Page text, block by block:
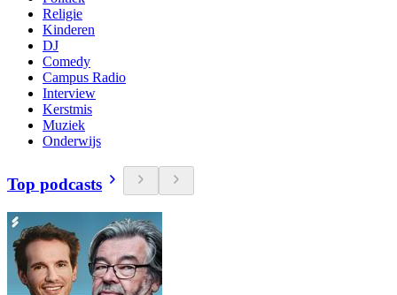
Religie
Kinderen
DJ
Comedy
Campus Radio
Interview
Kerstmis
Muziek
Onderwijs
Top podcasts